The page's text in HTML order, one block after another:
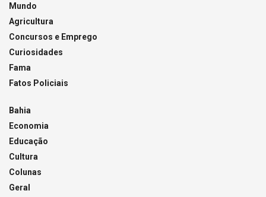
Mundo
Agricultura
Concursos e Emprego
Curiosidades
Fama
Fatos Policiais
Bahia
Economia
Educação
Cultura
Colunas
Geral